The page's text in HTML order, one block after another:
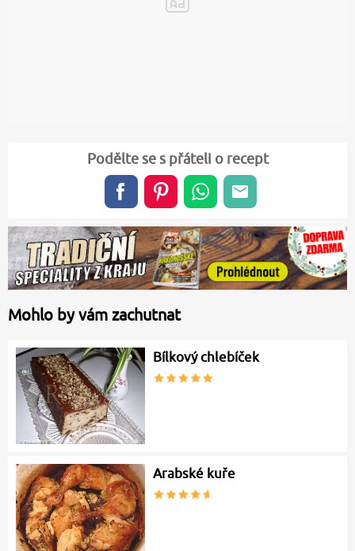
Podělte se s přáteli o recept
Mohlo by vám zachutnat
Bílkový chlebíček
Arabské kuře